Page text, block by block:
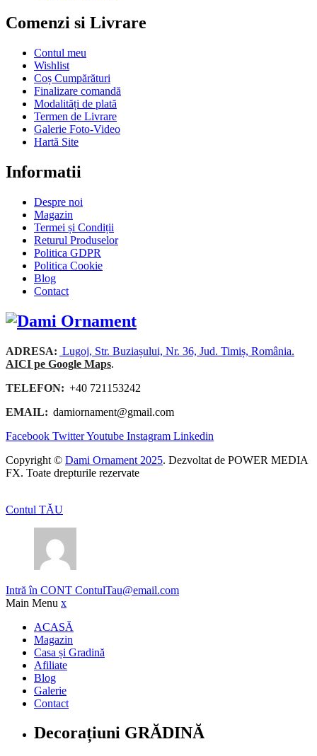
Comenzi si Livrare
Contul meu
Wishlist
Coș Cumpărături
Finalizare comandă
Modalități de plată
Termen de Livrare
Galerie Foto-Video
Hartă Site
Informatii
Despre noi
Magazin
Termei și Condiții
Returul Produselor
Politica GDPR
Politica Cookie
Blog
Contact
ADRESA: Lugoj, Str. Buziașului, Nr. 36, Jud. Timiș, România.
AICI pe Google Maps.
TELEFON: +40 721153242
EMAIL: damiornament@gmail.com
Facebook TwitterYoutube Instagram Linkedin
Copyright © Dami Ornament 2025. Dezvoltat de POWER MEDIA
FX. Toate drepturile rezervate
Contul TĂU
Intră în CONT ContulTau@email.com
Main Menu x
ACASĂ
Magazin
Casa și Gradină
Afiliate
Blog
Galerie
Contact
Decorațiuni GRĂDINĂ